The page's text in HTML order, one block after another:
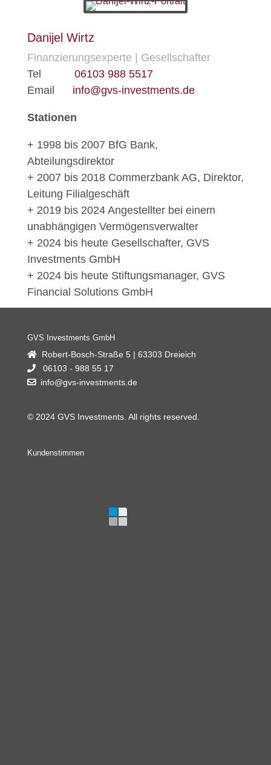
Danijel Wirtz
Finanzierungsexperte | Gesellschafter
Tel 06103 988 5517
Email info@gvs-investments.de
Stationen
+ 1998 bis 2007 BfG Bank,
Abteilungsdirektor
+ 2007 bis 2018 Commerzbank AG, Direktor,
Leitung Filialgeschäft
+ 2019 bis 2024 Angestellter bei einem
unabhängigen Vermögensverwalter
+ 2024 bis heute Gesellschafter, GVS
Investments GmbH
+ 2024 bis heute Stiftungsmanager, GVS
Financial Solutions GmbH
GVS Investments GmbH
Robert-Bosch-Straße 5 | 63303 Dreieich
06103 - 988 55 17
info@gvs-investments.de
© 2024 GVS Investments. All rights reserved.
Kundenstimmen